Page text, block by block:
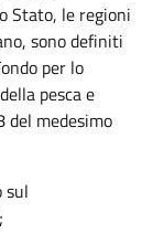
Stato, le regioni
sono definiti
per lo
pesca e
medesimo
sul